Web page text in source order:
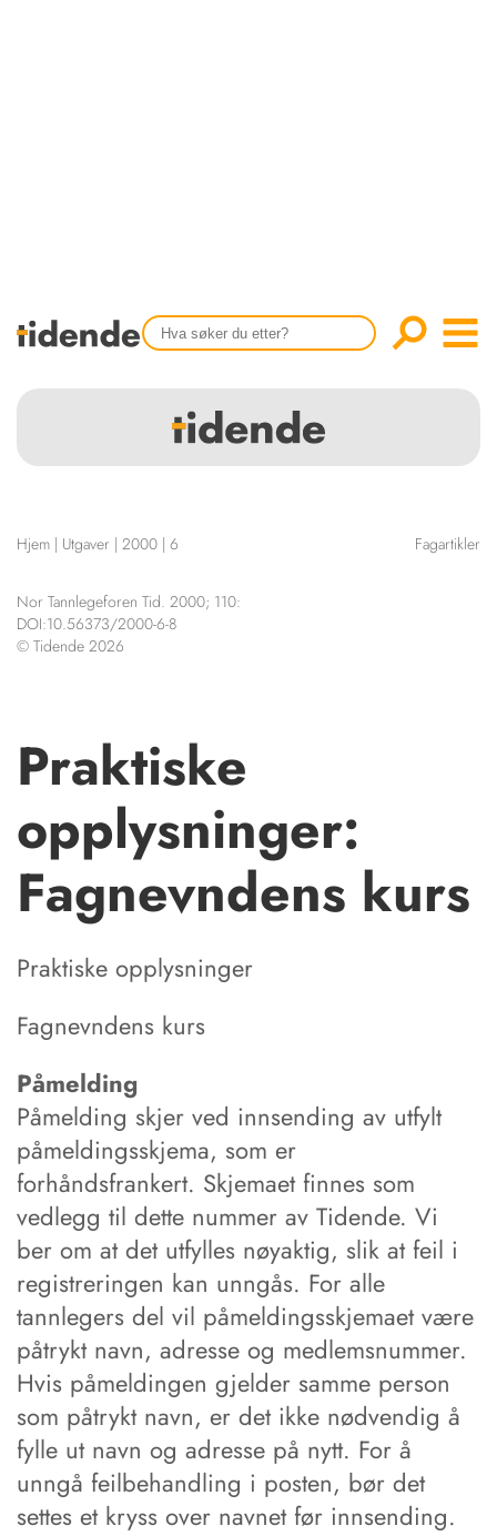
Tidligere utgaver
HENVISNINGER
KURSKALENDER
STILLINGER
KJØP & SALG
KONTAKT
Hjem | Utgaver | 2000 | 6 Fagartikler
Nor Tannlegeforen Tid. 2000; 110:
DOI:10.56373/2000-6-8
© Tidende 2026
Praktiske
opplysninger:
Fagnevndens kurs
Praktiske opplysninger
Fagnevndens kurs
Påmelding
Påmelding skjer ved innsending av utfylt
påmeldingsskjema, som er
forhåndsfrankert. Skjemaet finnes som
vedlegg til dette nummer av Tidende. Vi
ber om at det utfylles nøyaktig, slik at feil i
registreringen kan unngås. For alle
tannlegers del vil påmeldingsskjemaet være
påtrykt navn, adresse og medlemsnummer.
Hvis påmeldingen gjelder samme person
som påtrykt navn, er det ikke nødvendig å
fylle ut navn og adresse på nytt. For å
unngå feilbehandling i posten, bør det
settes et kryss over navnet før innsending.